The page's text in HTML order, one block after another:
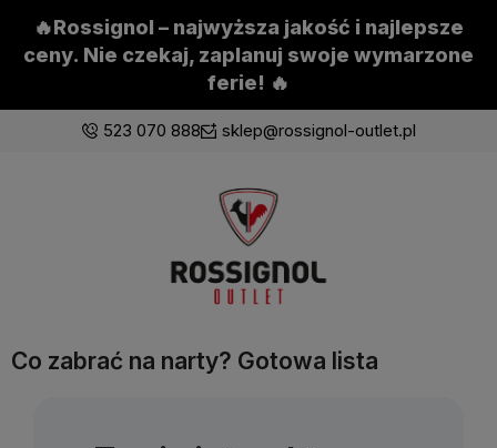
🔥Rossignol – najwyższa jakość i najlepsze
ceny. Nie czekaj, zaplanuj swoje wymarzone
ferie! 🔥
523 070 888 sklep@rossignol-outlet.pl
Zaloguj się
Załóż konto
Wybierz coś dla siebie z naszej aktualnej oferty lub
Co zabrać na narty? Gotowa lista